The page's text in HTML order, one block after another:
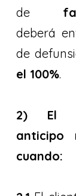
de
deberá
de
el 100%.
2) El
anticipo
cuando: